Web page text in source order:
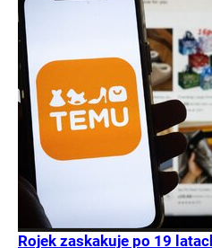
Rojek zaskakuje po 19